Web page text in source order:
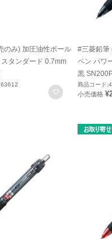
のみ) 加圧油性ボール
タンダード 0.7mm
お気に入りに
#三菱鉛筆
ペン パワ
黒
商品コード
小売価格